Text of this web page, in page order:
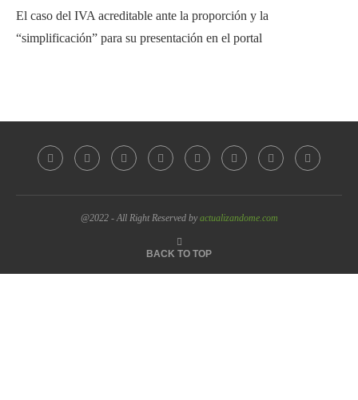
El caso del IVA acreditable ante la proporción y la
“simplificación” para su presentación en el portal
@2022 - All Right Reserved byactualizandome.com
BACK TO TOP